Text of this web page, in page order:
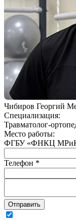
Чибиров Георгий
Специализация:
Травматолог-
Место работы:
ФГБУ «ФНКЦ
Телефон *
Отправить